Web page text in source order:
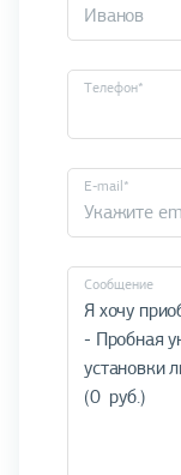
Телефон*
E-mail*
Cообщение